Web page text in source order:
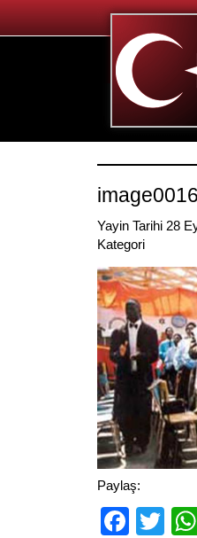
Yayin Tarihi 28
Kategori
Paylaş: